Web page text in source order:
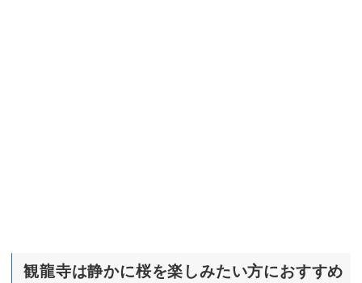
観龍寺は静かに桜を楽しみたい方におすすめ